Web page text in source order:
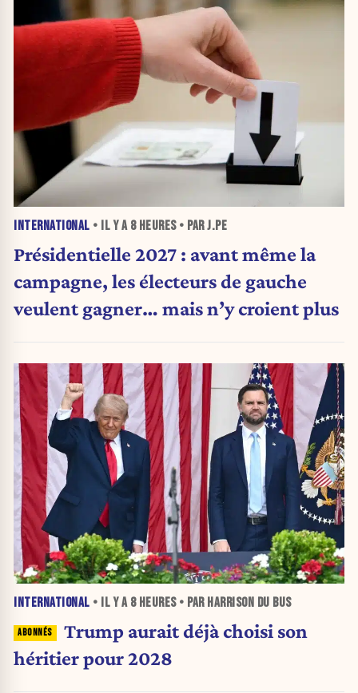
INTERNATIONAL • IL Y A 8 HEURES• PAR J.PE
Présidentielle 2027 : avant même la
campagne, les électeurs de gauche
veulent gagner… mais n’y croient plus
INTERNATIONAL • IL Y A 8 HEURES• PAR HARRISON DU BUS
Trump aurait déjà choisi son
héritier pour 2028